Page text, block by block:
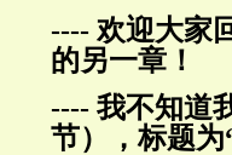
---- 欢迎大家
的另一章！
---- 我不知道
节），标题为